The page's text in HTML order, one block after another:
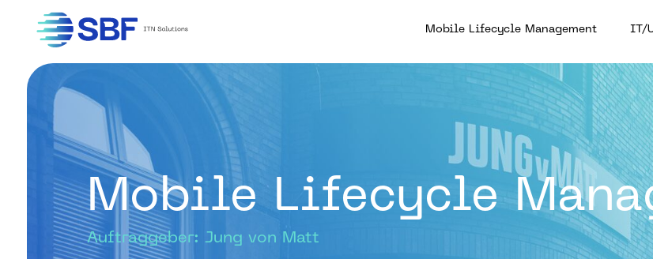
Mobile Lifecycle Management IT/
Mobile Lifecycle
Auftraggeber: Jung von Matt